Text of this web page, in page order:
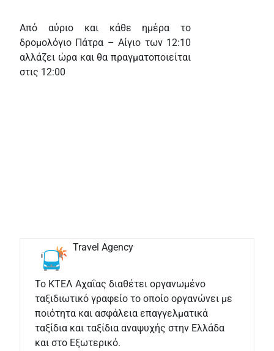
Από αύριο και κάθε ημέρα το
δρομολόγιο Πάτρα – Αίγιο των 12:10
αλλάζει ώρα και θα πραγματοποιείται
στις 12:00
Travel Agency
Το ΚΤΕΛ Αχαΐας διαθέτει οργανωμένο
ταξιδιωτικό γραφείο το οποίο οργανώνει με
ποιότητα και ασφάλεια επαγγελματικά
ταξίδια και ταξίδια αναψυχής στην Ελλάδα
και στο Εξωτερικό.